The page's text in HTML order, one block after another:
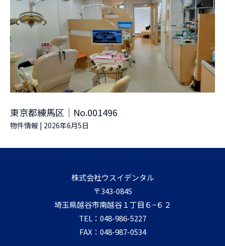
東京都練馬区｜No.001496
物件情報 | 2026年6月5日
株式会社ウスイデンタル
〒343-0845
埼玉県越谷市南越谷１丁目６−６２
TEL： 048-986-5227
FAX：048-987-0534